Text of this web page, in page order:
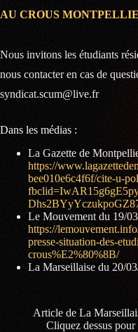
AU CROUS
Nous invitons les étudiants
nous contacter en cas de
syndicat.scum@live.fr
Dans les médias :
La Gazette de
https://
bee010e6c4f6f/cite-u-
Le Mouvement du 19/
https://
presse-situation-des-
crous%E2%80%8B/
La Marseillaise du 20/
Article de La
Cliquez dessus